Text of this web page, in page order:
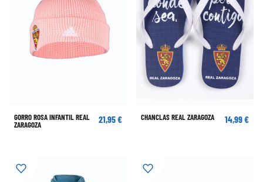
GORRO ROSA INFANTIL REAL
ZARAGOZA
21,95 € CHANCLAS REAL ZARAGOZA 14,99 €